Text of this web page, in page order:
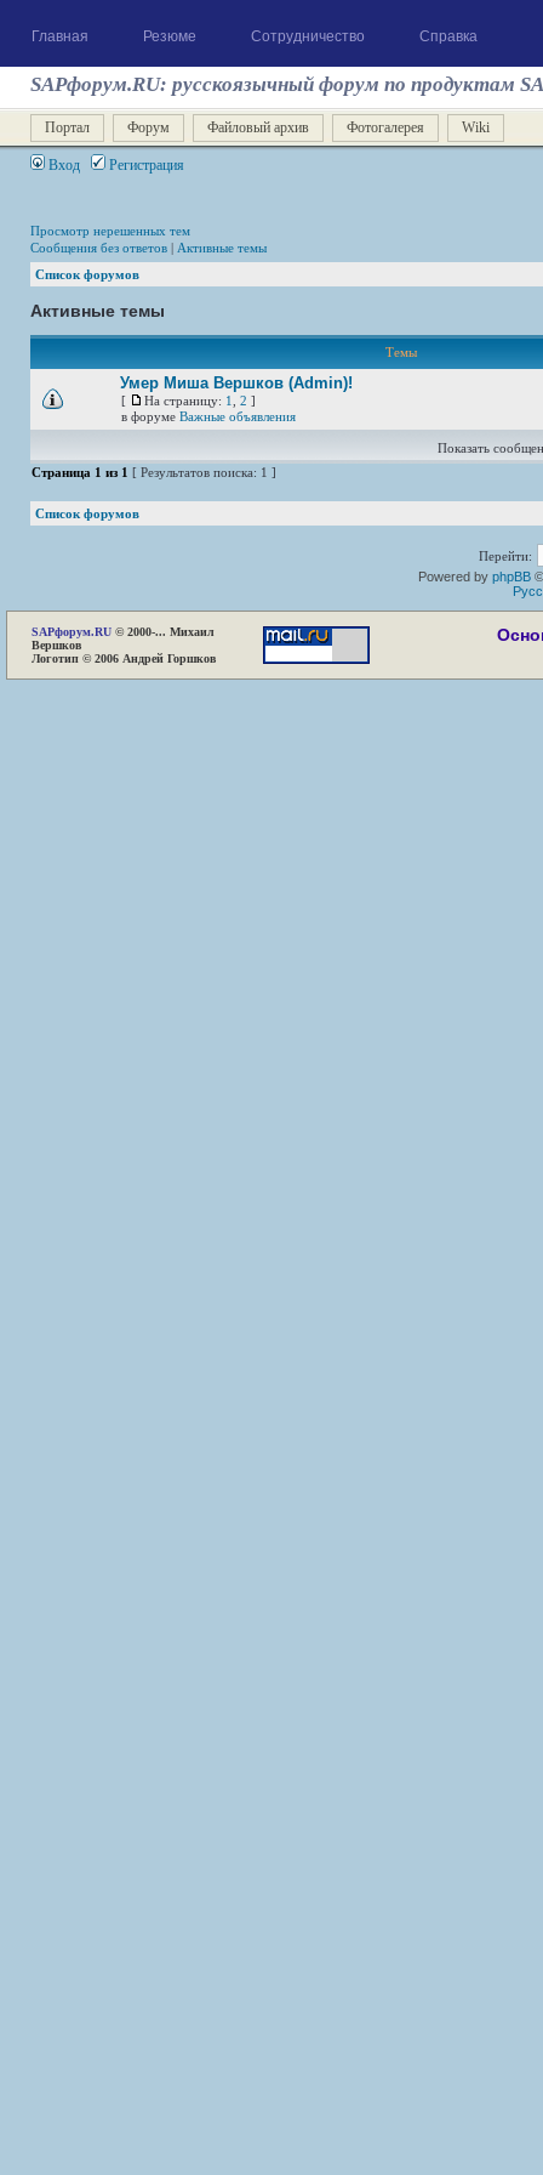
Главная Резюме Сотрудничество Справка
SAPфорум.RU: русскоязычный форум по продуктам
Портал Форум Файловый архив Фотогалерея Wiki
Вход Регистрация
Просмотр нерешенных тем
Сообщения без ответов | Активные темы
Список форумов
Активные темы
Темы
Умер Миша Вершков (Admin)!
[ На страницу: 1 2 ]
в форуме Важные объявления
Показать
Страница 1 из 1 [ Результатов поиска: 1 ]
Список форумов
Перейти:
Powered by phpBB
SAPфорум.RU © 2000-... Михаил
Вершков
Логотип © 2006 Андрей Горшков